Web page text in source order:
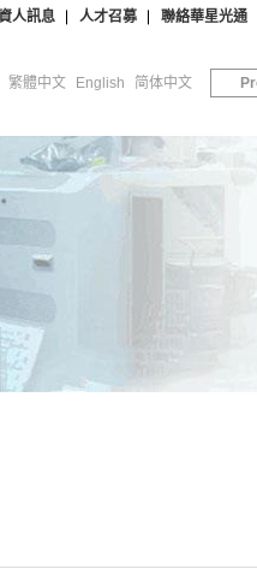
人訊息 人才召募 聯絡華星光通
繁體中文 English 简体中文